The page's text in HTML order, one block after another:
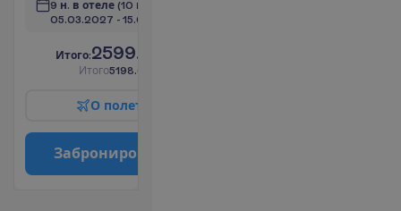
9 н. в отеле (10 н. всего)
05.03.2027 - 15.03.2027
Итого:2599.00
Итого5198.00
О полет
Заброниро